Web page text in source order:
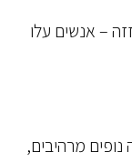
– אנשים עלו
מרהיבים,